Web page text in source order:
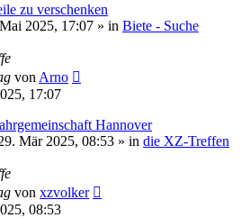
zu verschenken
2025, 17:07 » in Biete - Suche
von Arno
17:07
Hannover
Mär 2025, 08:53 » in die XZ-Treffen
von xzvolker
08:53